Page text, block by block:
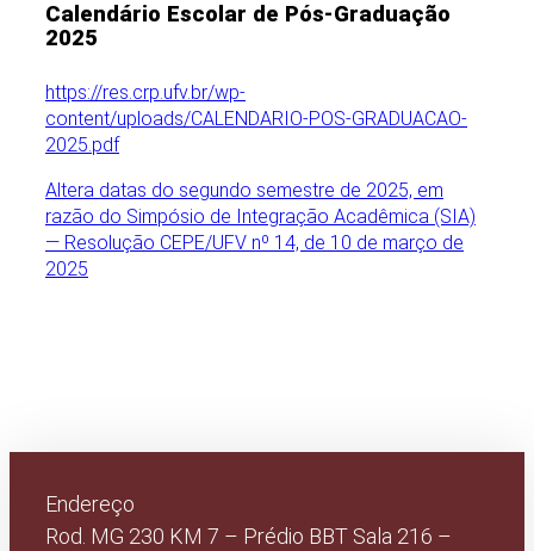
Calendário Escolar de Pós-Graduação
2025
https://res.crp.ufv.br/wp-
content/uploads/CALENDARIO-POS-GRADUACAO-
2025.pdf
Altera datas do segundo semestre de 2025, em
razão do Simpósio de Integração Acadêmica (SIA)
— Resolução CEPE/UFV nº 14, de 10 de março de
2025
Endereço
Rod. MG 230 KM 7 – Prédio BBT Sala 216 –